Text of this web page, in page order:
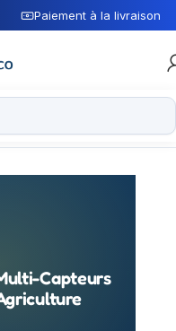
Paiement à la livraison
Capteurs